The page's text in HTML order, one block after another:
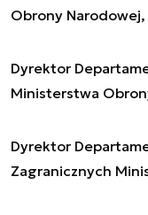
Obrony Narodowej,
Dyrektor
Ministerstwa
Dyrektor
Zagranicznych